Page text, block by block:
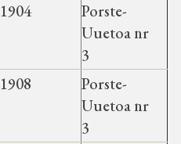
1904
Porste-
Uuetoa nr
3
1908
Porste-
Uuetoa nr
3